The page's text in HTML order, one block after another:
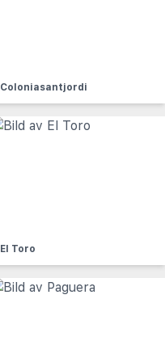
Coloniasantjordi
El Toro